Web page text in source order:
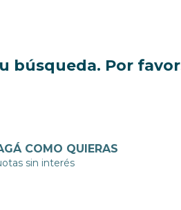
búsqueda. Por
COMO QUIERAS
sin interés